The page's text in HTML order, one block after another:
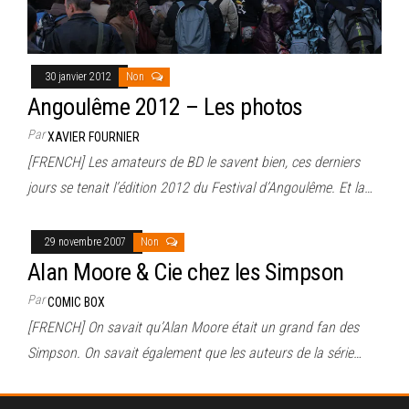
30 janvier 2012 Non
Angoulême 2012 – Les photos
ParXAVIER FOURNIER
[FRENCH] Les amateurs de BD le savent bien, ces derniers
jours se tenait l’édition 2012 du Festival d’Angoulême. Et la…
29 novembre 2007 Non
Alan Moore & Cie chez les Simpson
ParCOMIC BOX
[FRENCH] On savait qu’Alan Moore était un grand fan des
Simpson. On savait également que les auteurs de la série…